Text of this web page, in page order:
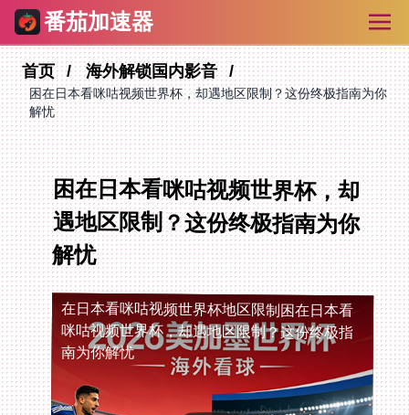
番茄加速器
首页 海外解锁国内影音
困在日本看咪咕视频世界杯，却遇地区限制？这份终极指南为你
解忧
困在日本看咪咕视频世界杯，却
遇地区限制？这份终极指南为你
解忧
在日本看咪咕视频世界杯地区限制困在日本看
咪咕视频世界杯，却遇地区限制？这份终极指
南为你解忧